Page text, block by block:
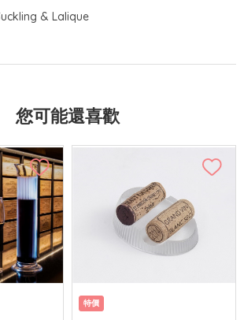
& Lalique
您可能還喜歡
特價